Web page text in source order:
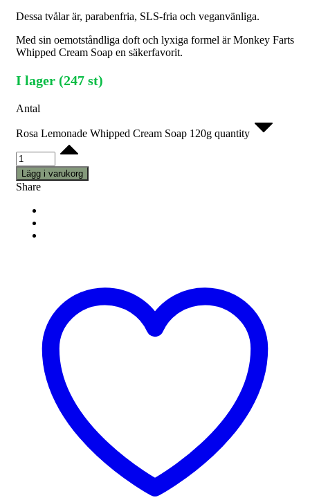
Dessa tvålar är, parabenfria, SLS-fria och veganvänliga.
Med sin oemotståndliga doft och lyxiga formel är Monkey Farts
Whipped Cream Soap en säkerfavorit.
I lager (247 st)
Antal
Rosa Lemonade Whipped Cream Soap 120g quantity
Lägg i varukorg
Share